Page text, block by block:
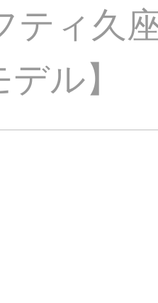
ティ久
ル】